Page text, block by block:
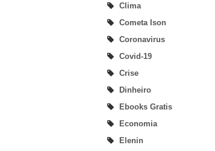
Clima
Cometa Ison
Coronavirus
Covid-19
Crise
Dinheiro
Ebooks Gratis
Economia
Elenin